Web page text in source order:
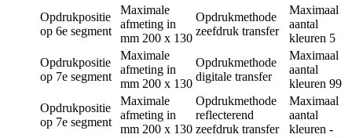
Opdrukpositie
op 6e segment
Maximale
afmeting in
mm 200 x 130
Opdrukmethode
zeefdruk transfer
Maximaal
aantal
kleuren 5
Opdrukpositie
op 7e segment
Maximale
afmeting in
mm 200 x 130
Opdrukmethode
digitale transfer
Maximaal
aantal
kleuren 99
Opdrukpositie
op 7e segment
Maximale
afmeting in
mm 200 x 130
Opdrukmethode
reflecterend
zeefdruk transfer
Maximaal
aantal
kleuren -